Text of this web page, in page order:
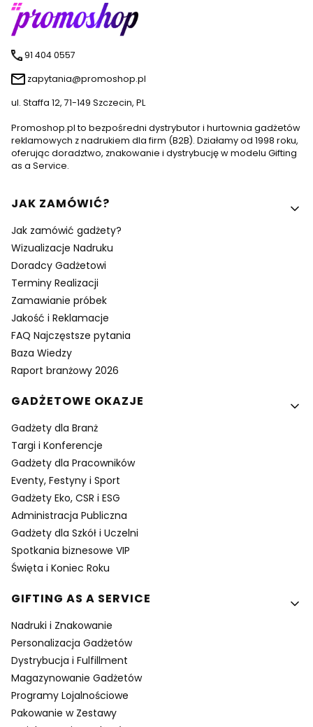
91 404 0557
zapytania@promoshop.pl
ul. Staffa 12, 71-149 Szczecin, PL
Promoshop.pl to bezpośredni dystrybutor i hurtownia gadżetów
reklamowych z nadrukiem dla firm (B2B). Działamy od 1998 roku,
oferując doradztwo, znakowanie i dystrybucję w modelu Gifting
as a Service.
Linki w stopce
JAK ZAMÓWIĆ?
Jak zamówić gadżety?
Wizualizacje Nadruku
Doradcy Gadżetowi
Terminy Realizacji
Zamawianie próbek
Jakość i Reklamacje
FAQ Najczęstsze pytania
Baza Wiedzy
Raport branżowy 2026
GADŻETOWE OKAZJE
Gadżety dla Branż
Targi i Konferencje
Gadżety dla Pracowników
Eventy, Festyny i Sport
Gadżety Eko, CSR i ESG
Administracja Publiczna
Gadżety dla Szkół i Uczelni
Spotkania biznesowe VIP
Święta i Koniec Roku
GIFTING AS A SERVICE
Nadruki i Znakowanie
Personalizacja Gadżetów
Dystrybucja i Fulfillment
Magazynowanie Gadżetów
Programy Lojalnościowe
Pakowanie w Zestawy